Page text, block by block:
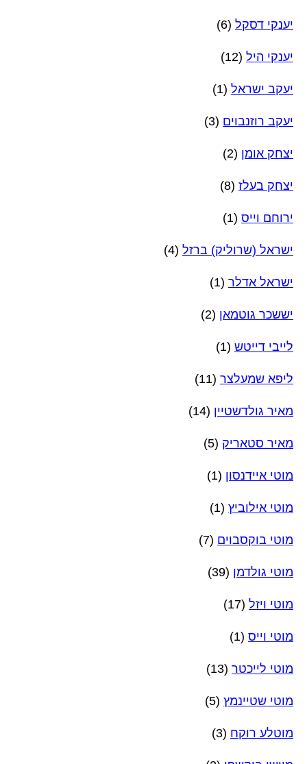
יענקי דסקל (6)
יענקי היל (12)
יעקב ישראל (1)
יעקב רוזנבוים (3)
יצחק אומן (2)
יצחק בעלז (8)
ירוחם וייס (1)
ישראל (שרוליק) ברזל (4)
ישראל אדלר (1)
יששכר גוטמאן (2)
לייבי דייטש (1)
ליפא שמעלצר (11)
מאיר גולדשטיין (14)
מאיר סטאריק (5)
מוטי איידנסון (1)
מוטי אילוביץ (1)
מוטי בוקסבוים (7)
מוטי גולדמן (39)
מוטי ויזל (17)
מוטי וייס (1)
מוטי לייכטר (13)
מוטי שטיינמץ (5)
מוטלע רוקח (3)